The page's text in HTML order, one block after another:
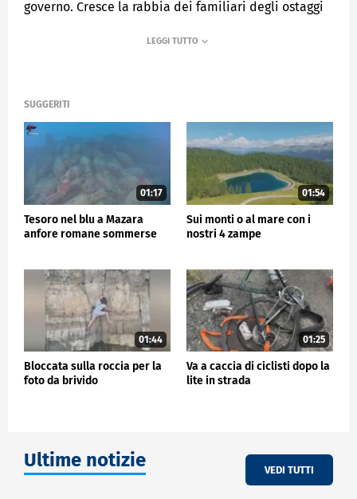
governo. Cresce la rabbia dei familiari degli ostaggi
SUGGERITI
01:17
Tesoro nel blu a Mazara
anfore romane sommerse
01:54
Sui monti o al mare con i
nostri 4 zampe
01:44
Bloccata sulla roccia per la
foto da brivido
01:25
Va a caccia di ciclisti dopo la
lite in strada
Ultime notizie VEDI TUTTI